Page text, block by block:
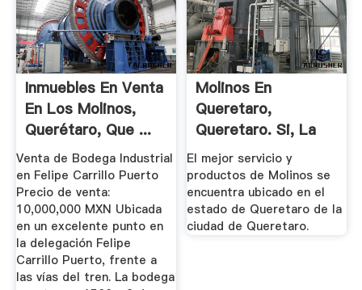
Inmuebles En Venta
En Los Molinos,
Querétaro, Que ...
Venta de Bodega Industrial
en Felipe Carrillo Puerto
Precio de venta:
10,000,000 MXN Ubicada
en un excelente punto en
la delegación Felipe
Carrillo Puerto, frente a
las vías del tren. La bodega
Molinos En
Queretaro,
Queretaro. Si, La
Agencia De ...
El mejor servicio y
productos de Molinos se
encuentra ubicado en el
estado de Queretaro de la
ciudad de Queretaro.